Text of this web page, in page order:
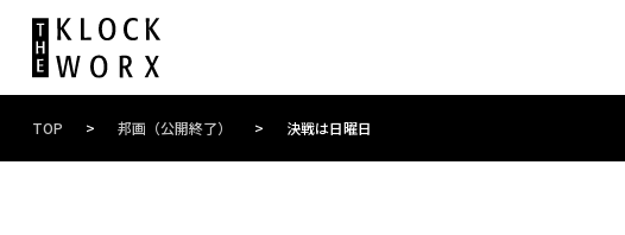
TOP > 邦画（公開終了） > 決戦は日曜日